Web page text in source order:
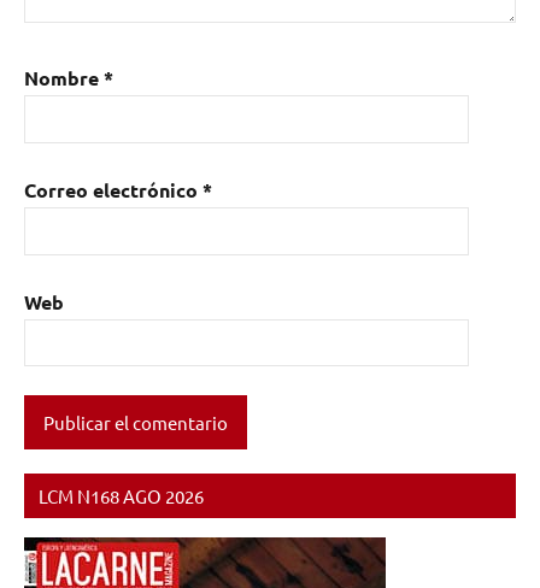
Nombre*
Correo electrónico *
Web
LCM N168 AGO 2026